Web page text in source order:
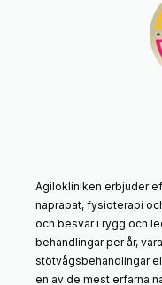
Agilokliniken erbjuder
naprapat, fysioterapi
och besvär i rygg och
behandlingar per år,
stötvågsbehandlingar
en av de mest erfarna